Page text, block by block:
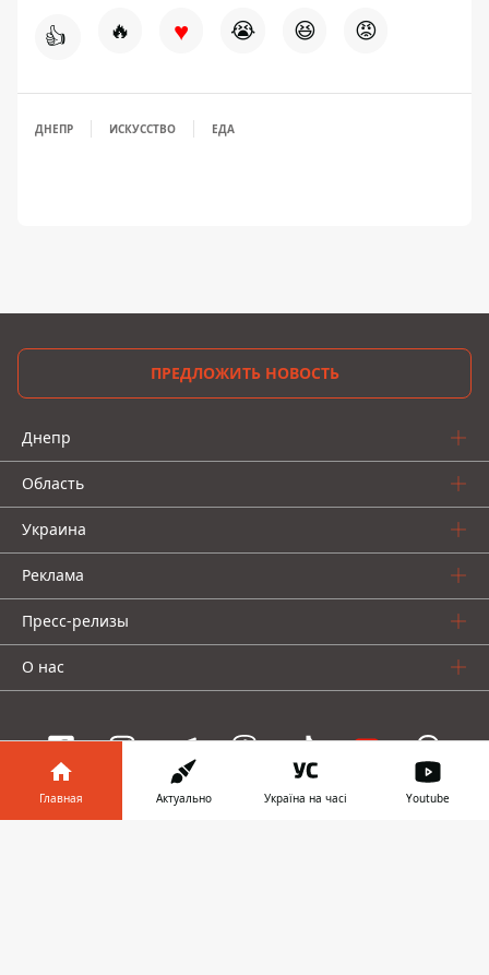
👍 🔥 ♥ 😭 😆 😡
ДНЕПР ИСКУССТВО ЕДА
ПРЕДЛОЖИТЬ НОВОСТЬ
Днепр
Область
Украина
Реклама
Пресс-релизы
О нас
Главная Актуально Україна на часі Youtube